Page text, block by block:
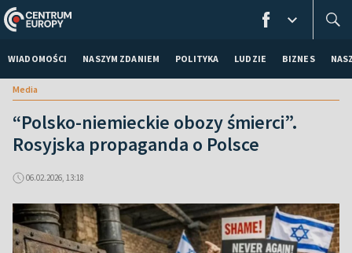
WIADOMOŚCI NASZYM ZDANIEM POLITYKA LUDZIE BIZNES
Media
“Polsko-niemieckie obozy śmierci”.
Rosyjska propaganda o Polsce
06.02.2026, 13:18